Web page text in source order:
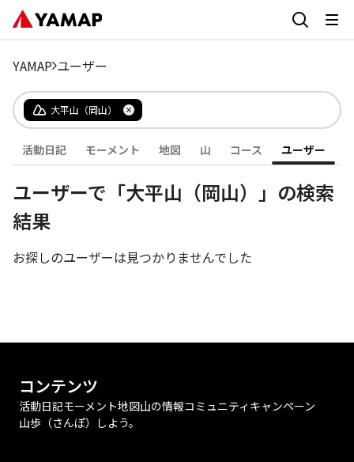
YAMAP ユーザー
大平山（岡山）
活動日記 モーメント 地図 山 コース ユーザー
ユーザーで「大平山（岡山）」の検索
結果
お探しのユーザーは見つかりませんでした
コンテンツ
活動日記モーメント地図山の情報コミュニティ キャンペーン
山歩（さんぽ）しよう。